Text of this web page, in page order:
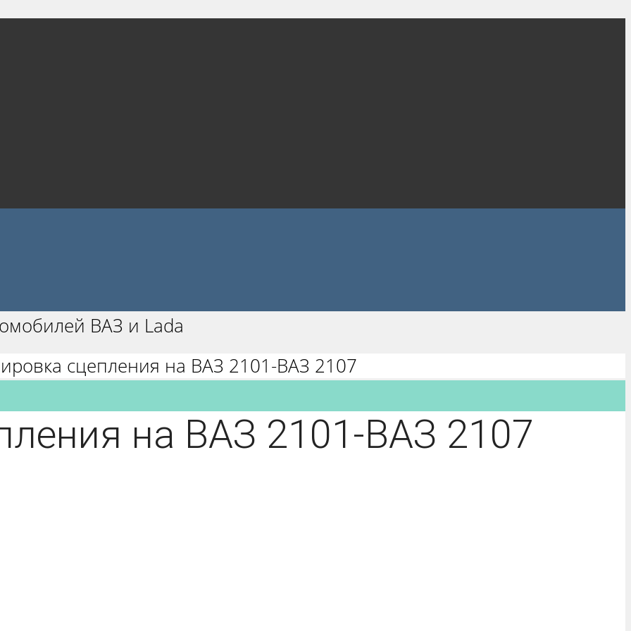
ВАЗ и Lada
сцепления на ВАЗ 2101-ВАЗ 2107
на ВАЗ 2101-ВАЗ 2107